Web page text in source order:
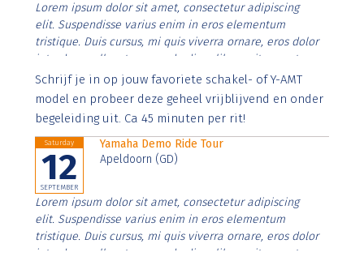
Lorem ipsum dolor sit amet, consectetur adipiscing
elit. Suspendisse varius enim in eros elementum
tristique. Duis cursus, mi quis viverra ornare, eros dolor
interdum nulla, ut commodo diam libero vitae erat.
Aenean faucibus nibh et justo cursus id rutrum lorem
imperdiet. Nunc ut sem vitae risus tristique posuere.
Schrijf je in op jouw favoriete schakel- of Y-AMT
model en probeer deze geheel vrijblijvend en onder
begeleiding uit. Ca 45 minuten per rit!
Saturday
12
SEPTEMBER
Yamaha Demo Ride Tour
Apeldoorn (GD)
Lorem ipsum dolor sit amet, consectetur adipiscing
elit. Suspendisse varius enim in eros elementum
tristique. Duis cursus, mi quis viverra ornare, eros dolor
interdum nulla, ut commodo diam libero vitae erat.